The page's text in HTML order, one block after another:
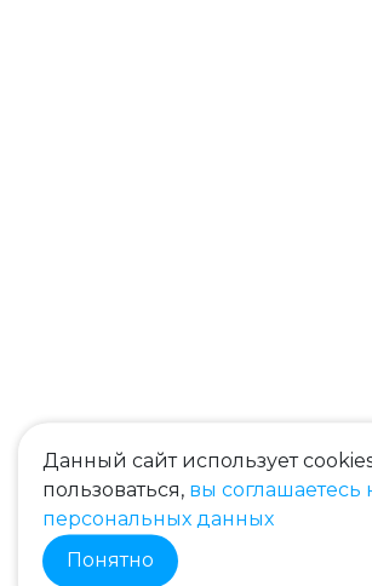
Данный сайт использует
пользоваться, вы соглашаетесь
персональных данных
Понятно